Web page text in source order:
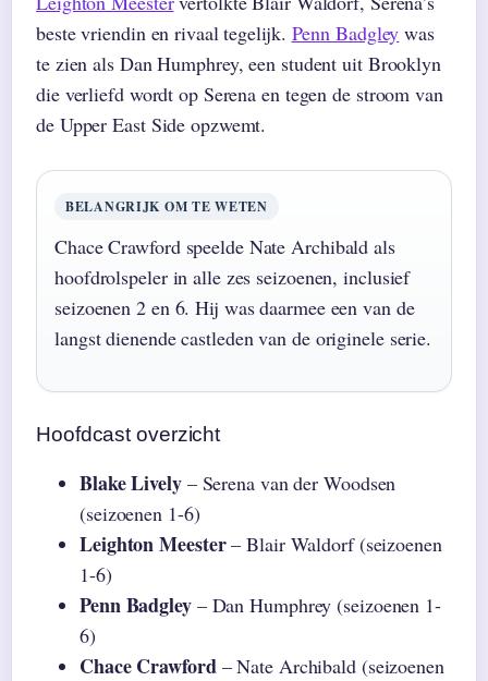
beste vriendin en rivaal tegelijk. Penn Badgley was
te zien als Dan Humphrey, een student uit Brooklyn
die verliefd wordt op Serena en tegen de stroom van
de Upper East Side opzwemt.
BELANGRIJK OM TE WETEN
Chace Crawford speelde Nate Archibald als
hoofdrolspeler in alle zes seizoenen, inclusief
seizoenen 2 en 6. Hij was daarmee een van de
langst dienende castleden van de originele serie.
Hoofdcast overzicht
Blake Lively– Serena van der Woodsen
(seizoenen 1-6)
Leighton Meester– Blair Waldorf (seizoenen
1-6)
Penn Badgley– Dan Humphrey (seizoenen 1-
6)
Chace Crawford– Nate Archibald (seizoenen